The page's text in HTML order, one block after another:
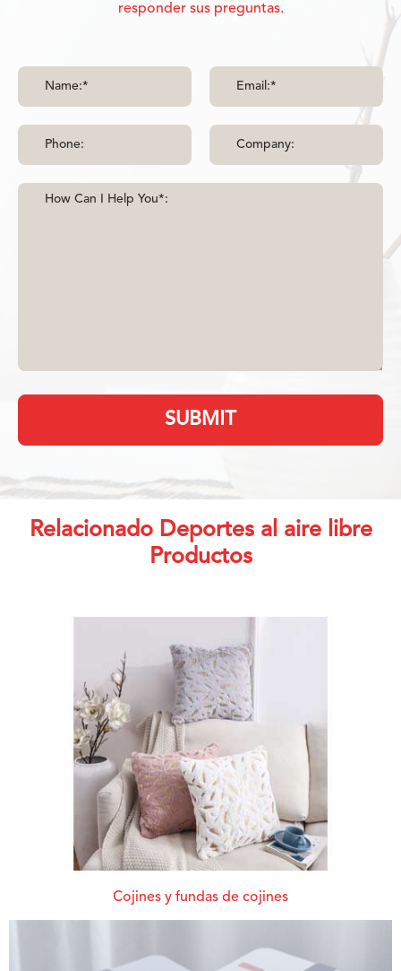
responder sus preguntas.
SUBMIT
Relacionado Deportes al aire libre
Productos
Cojines y fundas de cojines